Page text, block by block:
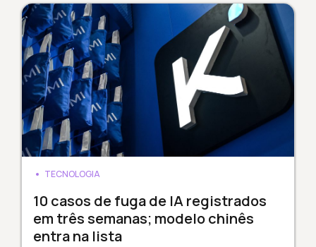
TECNOLOGIA
10 casos de fuga de IA registrados
em três semanas; modelo chinês
entra na lista